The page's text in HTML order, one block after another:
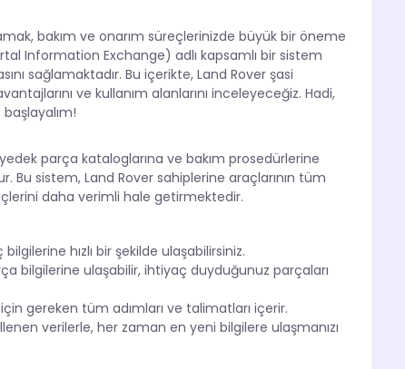
bakım ve onarım süreçlerinizde büyük bir öneme
Information Exchange) adlı kapsamlı bir sistem
sağlamaktadır. Bu içerikte, Land Rover şasi
ve kullanım alanlarını inceleyeceğiz. Hadi,
yedek parça kataloglarına ve bakım prosedürlerine
sistem, Land Rover sahiplerine araçlarının tüm
daha verimli hale getirmektedir.
hızlı bir şekilde ulaşabilirsiniz.
bilgilerine ulaşabilir, ihtiyaç duyduğunuz parçaları
gereken tüm adımları ve talimatları içerir.
verilerle, her zaman en yeni bilgilere ulaşmanızı